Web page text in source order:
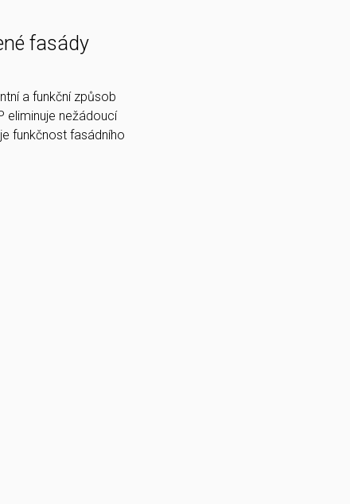
fasády
a funkční způsob
eliminuje nežádoucí
funkčnost fasádního